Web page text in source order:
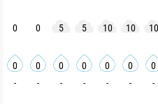
0 0 5 5 10 10 10
0 0 0 0 0 0 0
- - - - - - -